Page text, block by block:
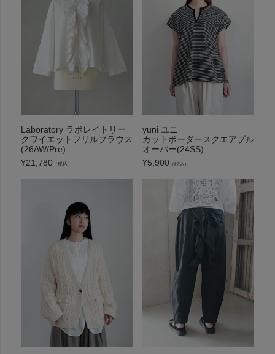
Laboratory ラボレイトリー
クワイエットフリルブラウス
(26AW/Pre)
¥21,780 （税込）
yuni ユニ
カットボーダースクエアプル
オーバー(24SS)
¥5,900 （税込）